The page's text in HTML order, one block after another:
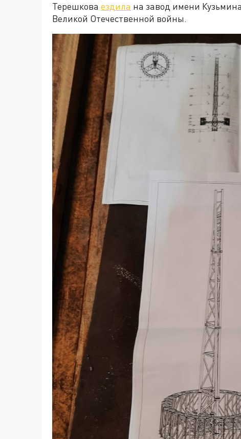
Терешкова ездила на завод имени
Великой Отечественной войны.